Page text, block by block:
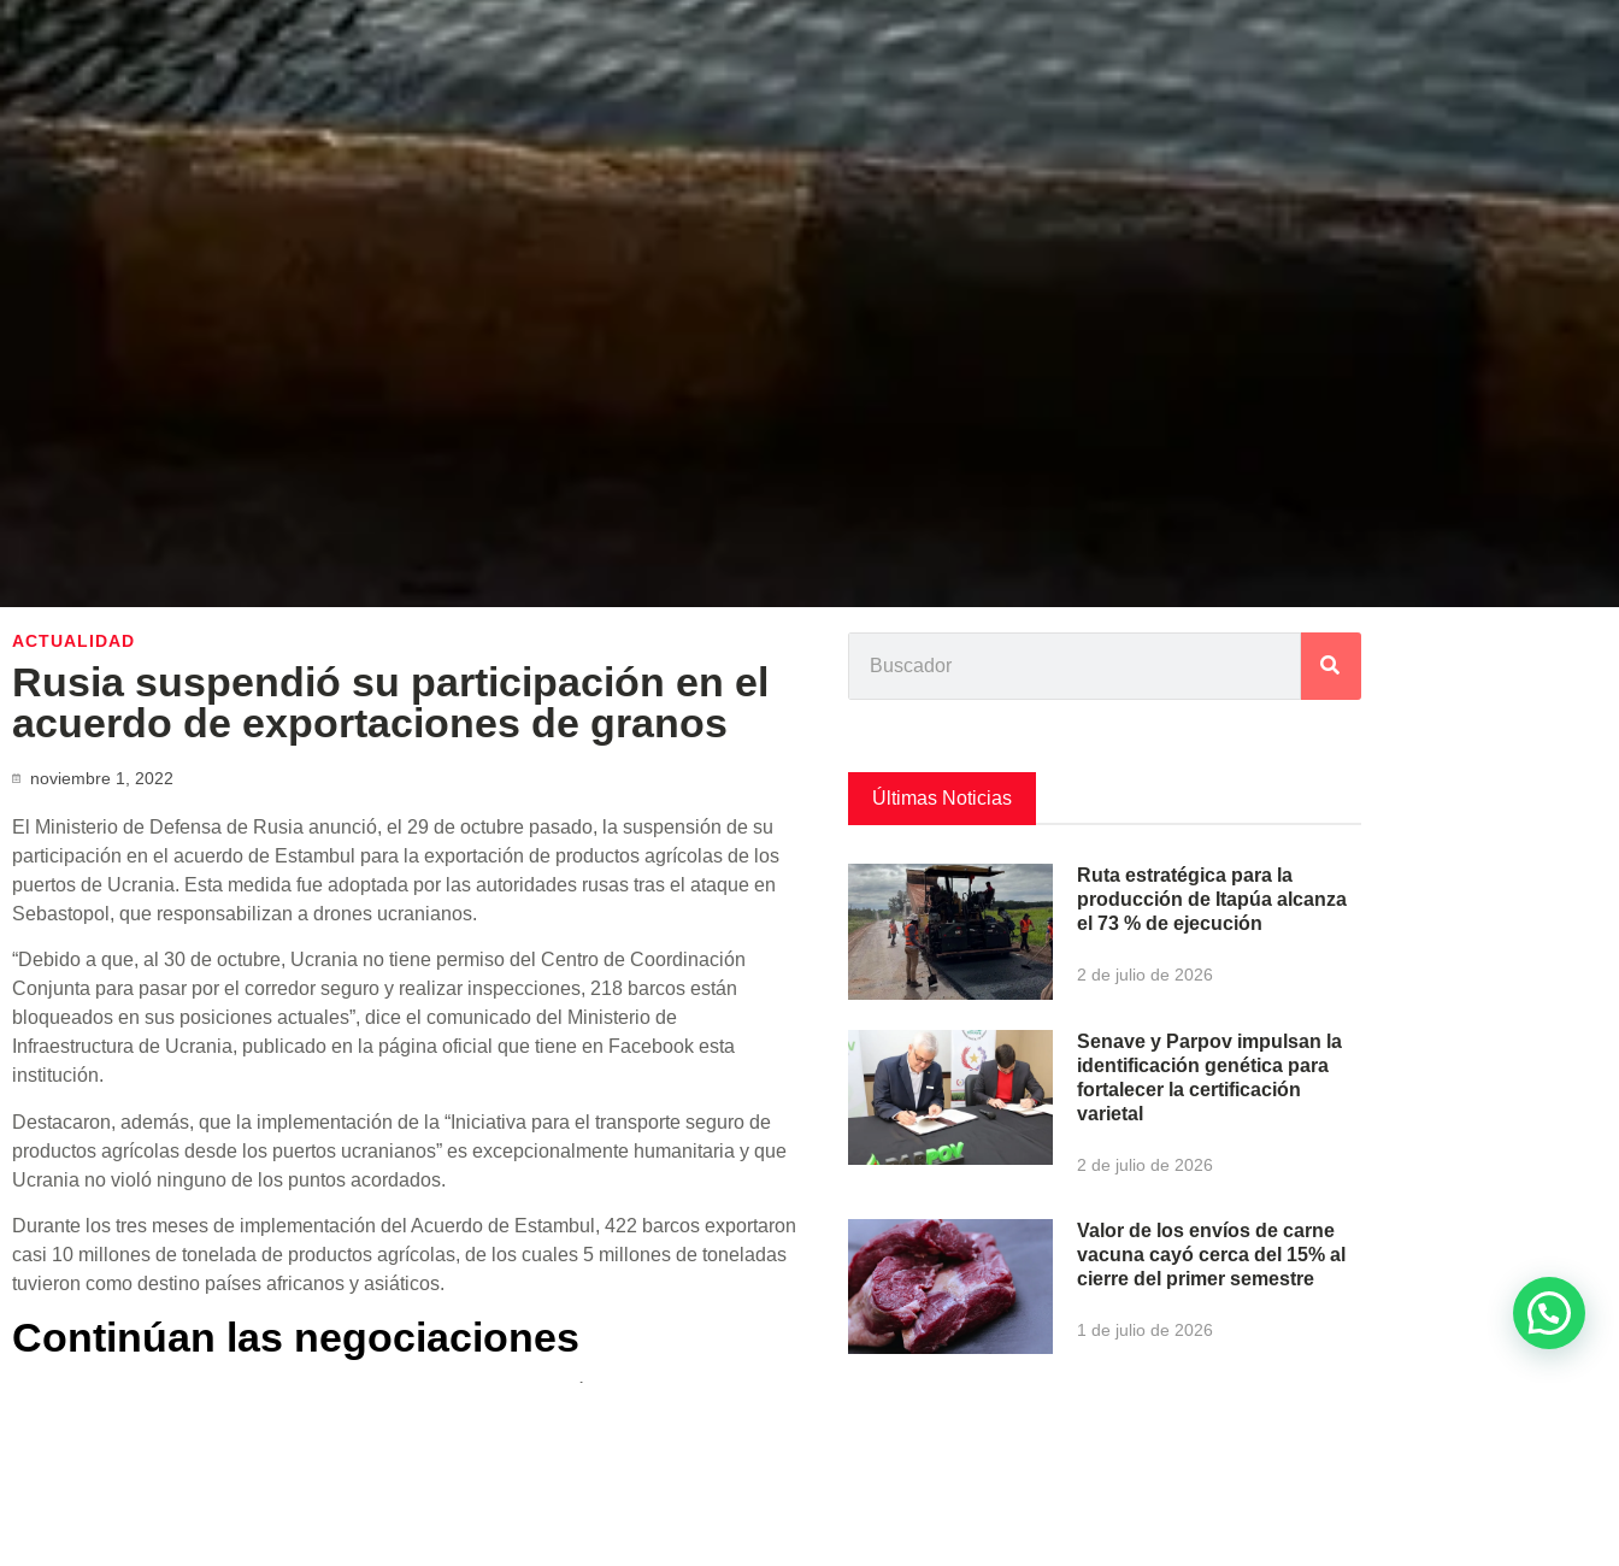
ACTUALIDAD
Rusia suspendió su participación en el
acuerdo de exportaciones de granos
noviembre 1, 2022
El Ministerio de Defensa de Rusia anunció, el 29 de octubre pasado, la suspensión de su
participación en el acuerdo de Estambul para la exportación de productos agrícolas de los
puertos de Ucrania. Esta medida fue adoptada por las autoridades rusas tras el ataque en
Sebastopol, que responsabilizan a drones ucranianos.
“Debido a que, al 30 de octubre, Ucrania no tiene permiso del Centro de Coordinación
Conjunta para pasar por el corredor seguro y realizar inspecciones, 218 barcos están
bloqueados en sus posiciones actuales”, dice el comunicado del Ministerio de
Infraestructura de Ucrania, publicado en la página oficial que tiene en Facebook esta
institución.
Destacaron, además, que la implementación de la “Iniciativa para el transporte seguro de
productos agrícolas desde los puertos ucranianos” es excepcionalmente humanitaria y que
Ucrania no violó ninguno de los puntos acordados.
Durante los tres meses de implementación del Acuerdo de Estambul, 422 barcos exportaron
casi 10 millones de tonelada de productos agrícolas, de los cuales 5 millones de toneladas
tuvieron como destino países africanos y asiáticos.
Continúan las negociaciones
Últimas Noticias
Ruta estratégica para la
producción de Itapúa alcanza
el 73 % de ejecución
2 de julio de 2026
Senave y Parpov impulsan la
identificación genética para
fortalecer la certificación
varietal
2 de julio de 2026
Valor de los envíos de carne
vacuna cayó cerca del 15% al
cierre del primer semestre
1 de julio de 2026